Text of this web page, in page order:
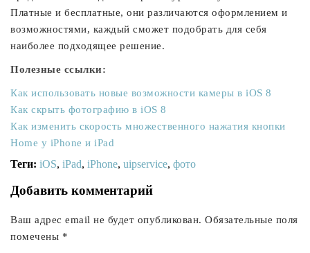
Платные и бесплатные, они различаются оформлением и
возможностями, каждый сможет подобрать для себя
наиболее подходящее решение.
Полезные ссылки:
Как использовать новые возможности камеры в iOS 8
Как скрыть фотографию в iOS 8
Как изменить скорость множественного нажатия кнопки
Home у iPhone и iPad
Теги: iOS, iPad, iPhone, uipservice, фото
Добавить комментарий
Ваш адрес email не будет опубликован. Обязательные поля
помечены *